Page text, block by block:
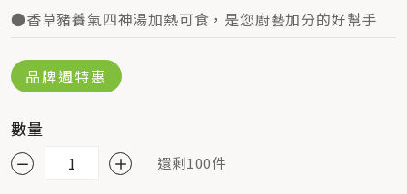
●香草豬養氣四神湯加熱可食，是您廚藝加分的好幫手
品牌週特惠
數量
還剩100件